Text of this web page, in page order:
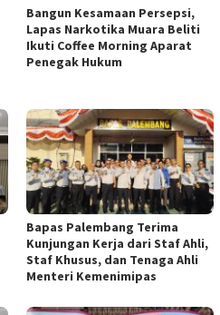
Bangun Kesamaan Persepsi,
Lapas Narkotika Muara Beliti
Ikuti Coffee Morning Aparat
Penegak Hukum
Bapas Palembang Terima
Kunjungan Kerja dari Staf Ahli,
Staf Khusus, dan Tenaga Ahli
Menteri Kemenimipas